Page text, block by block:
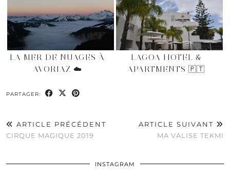
LA MER DE NUAGES À
AVORIAZ ☁️
LAGOA HOTEL &
APARTMENTS 🇵🇹
PARTAGER:
ARTICLE PRÉCÉDENT
CIRQUE MAGIQUE 2019
ARTICLE SUIVANT
MA VALISE TEKMI
INSTAGRAM